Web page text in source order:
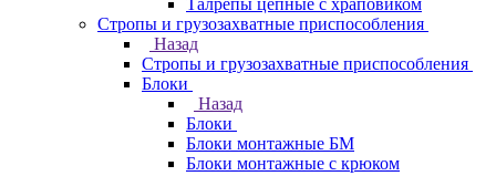
Талрепы цепные с храповиком
Стропы и грузозахватные приспособления
Назад
Стропы и грузозахватные приспособления
Блоки
Назад
Блоки
Блоки монтажные БМ
Блоки монтажные с крюком